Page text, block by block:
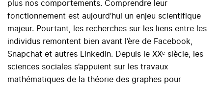
plus nos comportements. Comprendre leur
fonctionnement est aujourd’hui un enjeu scientifique
majeur. Pourtant, les recherches sur les liens entre les
individus remontent bien avant l’ère de Facebook,
Snapchat et autres LinkedIn. Depuis le XXᵉ siècle, les
sciences sociales s’appuient sur les travaux
mathématiques de la théorie des graphes pour